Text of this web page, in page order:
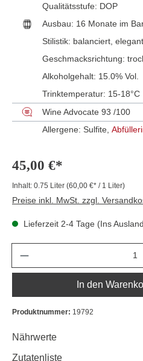
Qualitätsstufe: DOP
Ausbau: 16 Monate im
Stilistik: balanciert , elegant
Geschmacksrichtung:
Alkoholgehalt: 15.0% Vol.
Trinktemperatur: 15-18°C
Wine Advocate 93 /100
Allergene: Sulfite,
45,00 €*
Inhalt: 0.75 Liter (60,00 €* / 1 Liter)
Preise inkl. MwSt. zzgl.
Lieferzeit 2-4 Tage (Ins
In den
Produktnummer: 19792
Nährwerte
Zutatenliste